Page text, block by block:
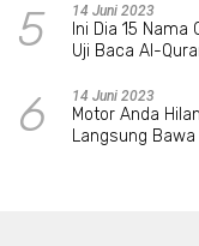
5 14 Juni 2023
Ini Dia 15
Uji Baca Al-
6 14 Juni 2023
Motor Anda
Langsung